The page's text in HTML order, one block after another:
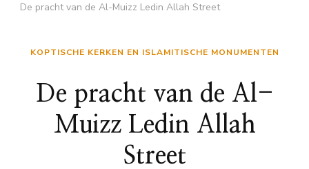
De pracht van de Al-Muizz Ledin Allah Street
KOPTISCHE KERKEN EN ISLAMITISCHE MONUMENTEN
De pracht van de Al-
Muizz Ledin Allah
Street